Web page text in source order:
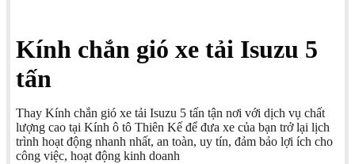
Kính chắn gió xe tải Isuzu 5
tấn
Thay Kính chắn gió xe tải Isuzu 5 tấn tận nơi với dịch vụ chất
lượng cao tại Kính ô tô Thiên Kế để đưa xe của bạn trở lại lịch
trình hoạt động nhanh nhất, an toàn, uy tín, đảm bảo lợi ích cho
công việc, hoạt động kinh doanh